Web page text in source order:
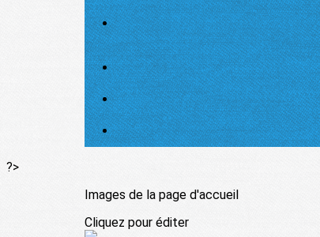
?>
Images de la page d'accueil
Cliquez pour éditer